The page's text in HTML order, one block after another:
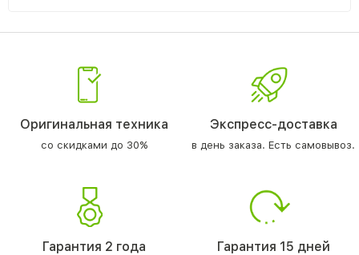
Оригинальная техника
со скидками до 30%
Экспресс-доставка
в день заказа. Есть самовывоз.
Гарантия 2 года Гарантия 15 дней